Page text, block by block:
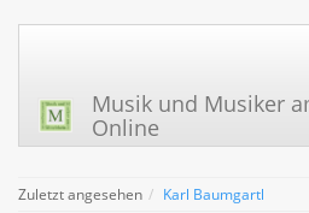
Musik und Musiker
Online
Zuletzt angesehen Karl Baumgartl